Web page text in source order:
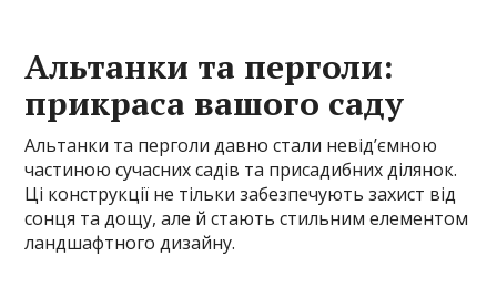
Альтанки та перголи:
прикраса вашого саду
Альтанки та перголи давно стали невід’ємною
частиною сучасних садів та присадибних ділянок.
Ці конструкції не тільки забезпечують захист від
сонця та дощу, але й стають стильним елементом
ландшафтного дизайну.